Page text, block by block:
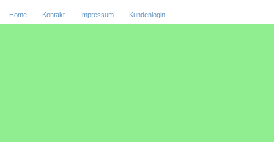
Home Kontakt Impressum Kundenlogin